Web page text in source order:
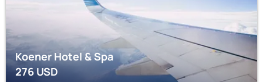
Koener Hotel & Spa
276USD